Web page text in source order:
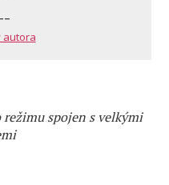
autora
režimu spojen s velkými